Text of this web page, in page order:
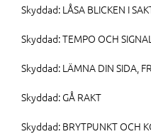
Skyddad: LÅSA BLICKEN I
Skyddad: TEMPO OCH
Skyddad: LÄMNA DIN SIDA,
Skyddad: GÅ RAKT
Skyddad: BRYTPUNKT OCH